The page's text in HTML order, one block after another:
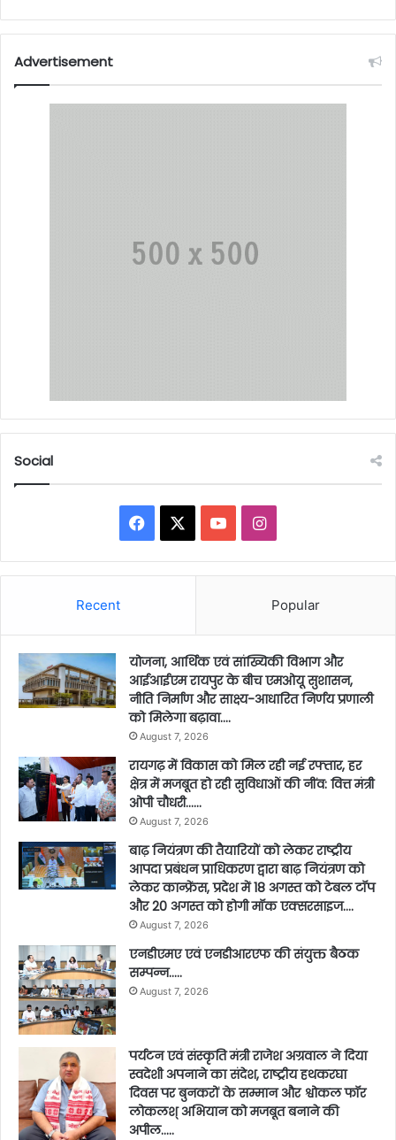
Advertisement
Social
Facebook YouTubeInstagram
Recent Popular
योजना, आर्थिक एवं सांख्यिकी विभाग और
आईआईएम रायपुर के बीच एमओयू सुशासन,
नीति निर्माण और साक्ष्य-आधारित निर्णय प्रणाली
को मिलेगा बढ़ावा….
August 7, 2026
रायगढ़ में विकास को मिल रही नई रफ्तार, हर
क्षेत्र में मजबूत हो रही सुविधाओं की नींव: वित्त मंत्री
ओपी चौधरी……
August 7, 2026
बाढ़ नियंत्रण की तैयारियों को लेकर राष्ट्रीय
आपदा प्रबंधन प्राधिकरण द्वारा बाढ़ नियंत्रण को
लेकर कान्फ्रेंस, प्रदेश में 18 अगस्त को टेबल टॉप
और 20 अगस्त को होगी मॉक एक्सरसाइज….
August 7, 2026
एनडीएमए एवं एनडीआरएफ की संयुक्त बैठक
सम्पन्न…..
August 7, 2026
पर्यटन एवं संस्कृति मंत्री राजेश अग्रवाल ने दिया
स्वदेशी अपनाने का संदेश, राष्ट्रीय हथकरघा
दिवस पर बुनकरों के सम्मान और श्वोकल फॉर
लोकलश् अभियान को मजबूत बनाने की
अपील…..